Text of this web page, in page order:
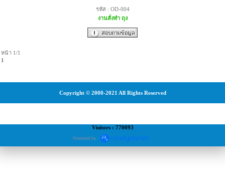
รหัส : OD-004
งานสั่งทำ ถุง
หน้า 1/1
1
Copyright © 2000-2021 All Rights Reserved
Visitors : 770093